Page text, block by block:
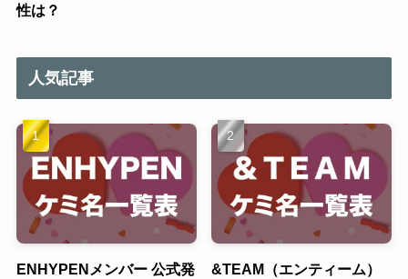
性は？
人気記事
ENHYPENメンバー 公式発
&TEAM（エンティーム）